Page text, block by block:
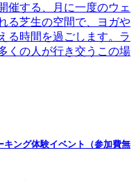
催する、月に一度のウェ
る芝生の空間で、ヨガや
る時間を過ごします。ラ
くの人が行き交うこの場
キング体験イベント（参加費無